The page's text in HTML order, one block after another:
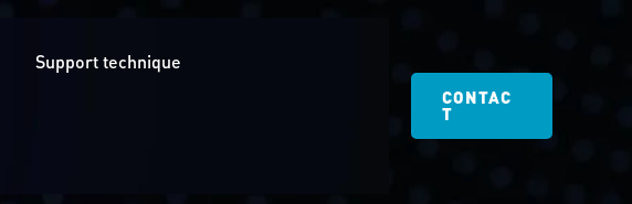
Support technique
CONTAC
T